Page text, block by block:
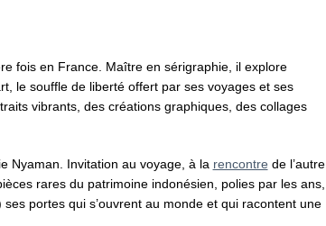
fois en France. Maître en sérigraphie, il explore
le souffle de liberté offert par ses voyages et ses
vibrants, des créations graphiques, des collages
Nyaman. Invitation au voyage, à la rencontre de l’autre
rares du patrimoine indonésien, polies par les ans,
portes qui s’ouvrent au monde et qui racontent une